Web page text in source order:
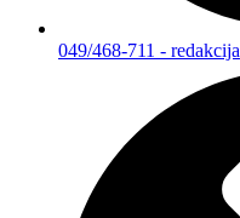
049/468-711 - redakcija